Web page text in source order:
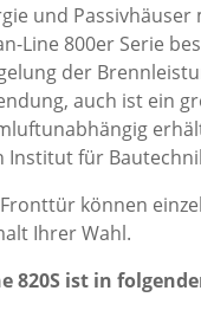
und
Line 800er Serie
der
auch ist ein
für
können
Ihrer Wahl.
820S ist in